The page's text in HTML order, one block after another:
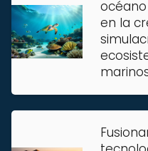
océano
en la